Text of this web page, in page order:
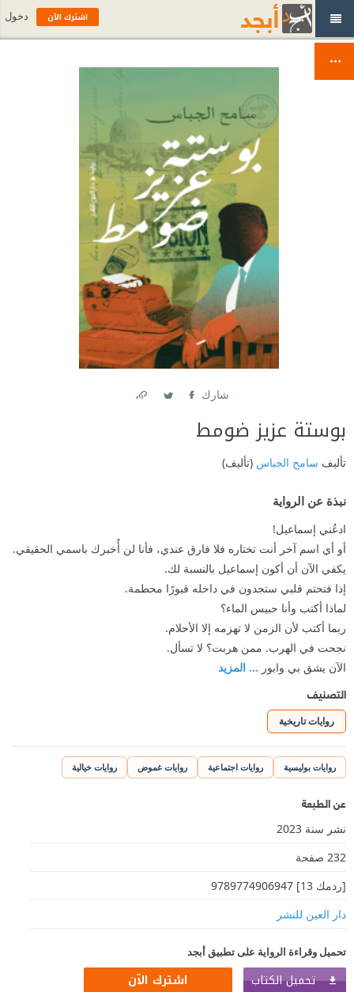
شارك
بوستة عزيز ضومط
تأليف سامح الجباس (تأليف)
نبذة عن الرواية
ادعُني إسماعيل!
أو أي اسم آخر أنت تختاره فلا فارق عندي، فأنا لن أُخبرك باسمي الحقيقي.
يكفي الآن أن أكون إسماعيل بالنسبة لك.
إذا فتحتم قلبي ستجدون في داخله قبورًا محطمة.
لماذا أكتب وأنا حبيس الماء؟
ربما أكتب لأن الزمن لا تهزمه إلا الأحلام.
نجحت في الهرب. ممن هربت؟ لا تسأل.
الآن يشق بي وابور ... المزيد
التصنيف
روايات تاريخية
روايات بوليسية روايات اجتماعية روايات غموض روايات خيالية
عن الطبعة
نشر سنة 2023
232 صفحة
[ردمك 13] 9789774906947
دار العين للنشر
تحميل وقراءة الرواية على تطبيق أبجد
تحميل الكتاب اشترك الآن
اشترك الآن دخول